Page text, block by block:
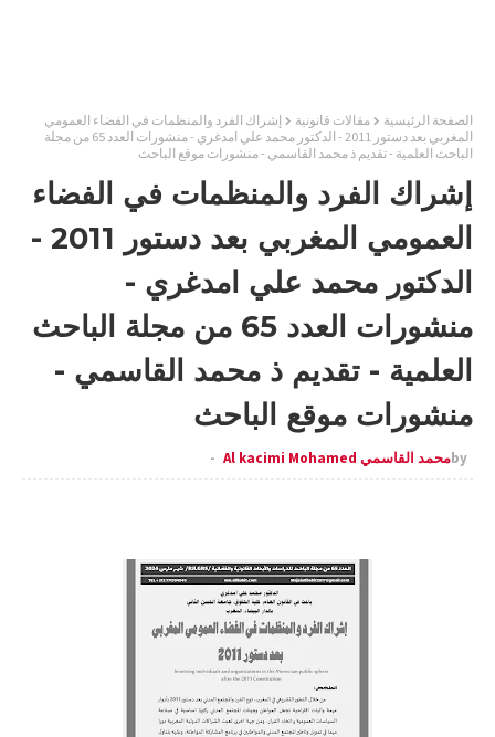
الصفحة الرئيسية مقالات قانونية
إشراك الفرد والمنظمات في الفضاء العمومي
المغربي بعد دستور 2011 - الدكتور محمد علي امدغري - منشورات العدد 65 من مجلة
الباحث العلمية - تقديم ذ محمد القاسمي - منشورات موقع الباحث
إشراك الفرد والمنظمات في الفضاء
العمومي المغربي بعد دستور 2011 -
الدكتور محمد علي امدغري -
منشورات العدد 65 من مجلة الباحث
العلمية - تقديم ذ محمد القاسمي -
منشورات موقع الباحث
byمحمد القاسمي Al kacimi Mohamed